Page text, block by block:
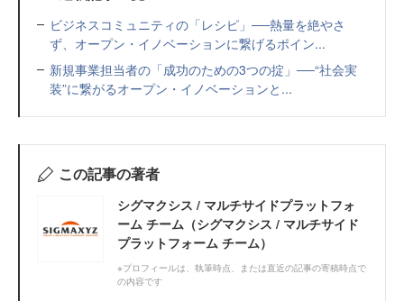
ビジネスコミュニティの「レシピ」──熱量を絶やさ
ず、オープン・イノベーションに繋げるポイン...
新規事業担当者の「成功のための3つの掟」──“社会実
装”に繋がるオープン・イノベーションと...
この記事の著者
シグマクシス / マルチサイドプラットフォ
ーム チーム（シグマクシス / マルチサイド
プラットフォーム チーム）
※プロフィールは、執筆時点、または直近の記事の寄稿時点で
の内容です